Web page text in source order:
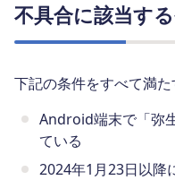
不具合に該当す
下記の条件をすべて満た
Android端末で「弥
ている
2024年1月23日以降